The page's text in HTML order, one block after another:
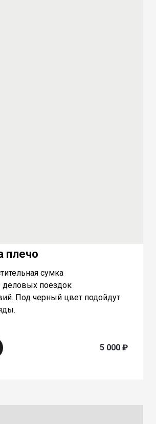
плечо
сумка
деловых поездок
Под черный цвет подойдут
5 000 ₽